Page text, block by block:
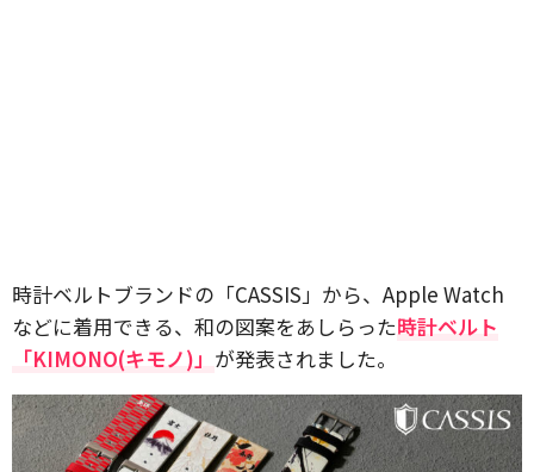
時計ベルトブランドの「CASSIS」から、Apple Watch
などに着用できる、和の図案をあしらった時計ベルト
「KIMONO(キモノ)」 が発表されました。